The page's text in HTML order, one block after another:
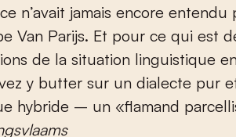
n’avait jamais encore entendu
Van Parijs. Et pour ce qui est
de la situation linguistique
y butter sur un dialecte pur
hybride – un «flamand